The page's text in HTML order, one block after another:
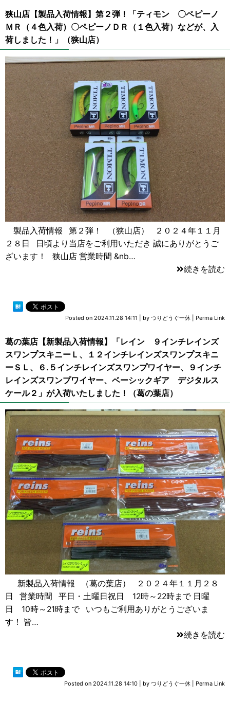
狭山店【製品入荷情報】第２弾！「ティモン 〇ペピーノ
ＭＲ（４色入荷）〇ペピーノＤＲ（１色入荷）などが、入
荷しました！」（狭山店）
製品入荷情報 第２弾！ （狭山店） ２０２４年１１月
２８日 日頃より当店をご利用いただき 誠にありがとうご
ざいます！ 狭山店 営業時間 &nb…
続きを読む
Posted on 2024.11.28 14:11 by つりどうぐ一休 Perma Link
葛の葉店【新製品入荷情報】「レイン ９インチレインズ
スワンプスキニーＬ、１２インチレインズスワンプスキニ
ーＳＬ、６.５インチレインズスワンプワイヤー、９インチ
レインズスワンプワイヤー、ベーシックギア デジタルス
ケール２」が入荷いたしました！（葛の葉店）
新製品入荷情報 （葛の葉店） ２０２４年１１月２８
日 営業時間 平日・土曜日祝日 12時～22時まで 日曜
日 10時～21時まで いつもご利用ありがとうございま
す！ 皆…
続きを読む
Posted on 2024.11.28 14:10 by つりどうぐ一休 Perma Link